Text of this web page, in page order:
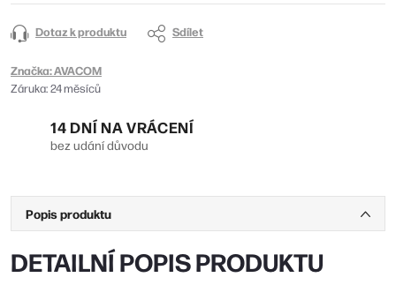
Dotaz k produktu Sdílet
Značka:AVACOM
Záruka:24 měsíců
14 DNÍ NA VRÁCENÍ
bez udání důvodu
Popis produktu
DETAILNÍ POPIS PRODUKTU